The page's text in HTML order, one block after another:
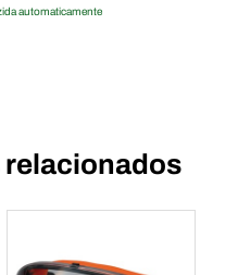
automaticamente